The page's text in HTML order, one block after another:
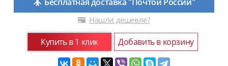
Нашли дешевле?
Купить в 1 клик Добавить в корзину